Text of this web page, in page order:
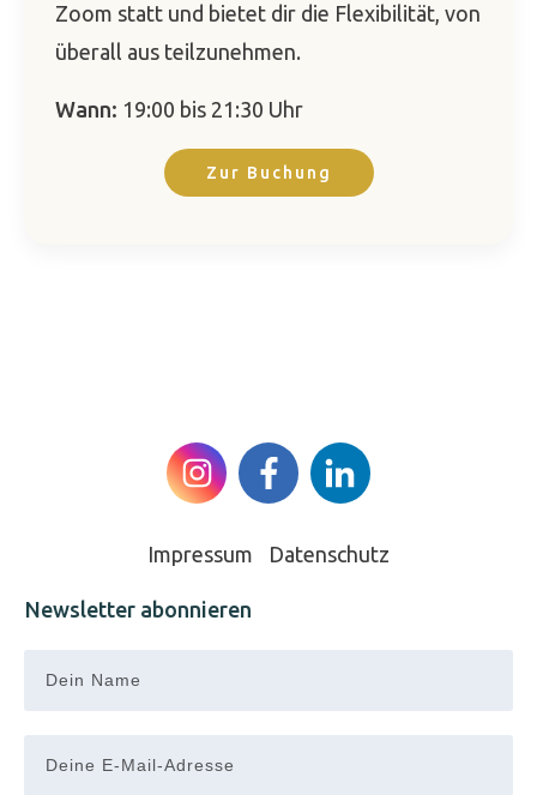
Zoom statt und bietet dir die Flexibilität, von
überall aus teilzunehmen.
Wann: 19:00 bis 21:30 Uhr
Zur Buchung
Impressum Datenschutz
Newsletter abonnieren